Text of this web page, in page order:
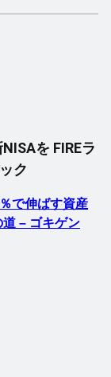
を FIREラ
ク
で伸ばす資産
– ゴキゲン